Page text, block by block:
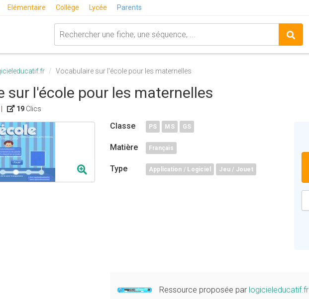
Elémentaire Collège Lycée Parents
Vocabulaire sur l'école pour les maternelles
sur l'école pour les maternelles
19 Clics
Classe PS MS GS
Matière Français
Type Application / Logiciel Jeu / Jouet
Ressource proposée par logicieleducatif.fr